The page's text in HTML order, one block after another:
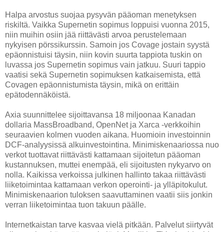
Halpa arvostus suojaa pysyvän pääoman menetyksen
riskiltä. Vaikka Supernetin sopimus loppuisi vuonna 2015,
niin muihin osiin jää riittävästi arvoa perustelemaan
nykyisen pörssikurssin. Samoin jos Covage jostain syystä
epäonnistuisi täysin, niin kovin suurta tappiota tuskin on
luvassa jos Supernetin sopimus vain jatkuu. Suuri tappio
vaatisi sekä Supernetin sopimuksen katkaisemista, että
Covagen epäonnistumista täysin, mikä on erittäin
epätodennäköistä.
Axia suunnittelee sijoittavansa 18 miljoonaa Kanadan
dollaria MassBroadband, OpenNet ja Xarca -verkkoihin
seuraavien kolmen vuoden aikana. Huomioin investoinnin
DCF-analyysissä alkuinvestointina. Minimiskenaariossa nuo
verkot tuottavat riittävästi kattamaan sijoitetun pääoman
kustannuksen, muttei enempää, eli sijoitusten nykyarvo on
nolla. Kaikissa verkoissa julkinen hallinto takaa riittävästi
liiketoimintaa kattamaan verkon operointi- ja ylläpitokulut.
Minimiskenaarion tuloksen saavuttaminen vaatii siis jonkin
verran liiketoimintaa tuon takuun päälle.
Internetkaistan tarve kasvaa vielä pitkään. Palvelut siirtyvät